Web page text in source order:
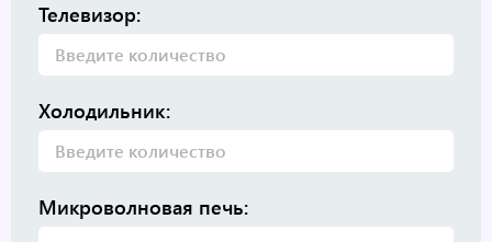
Телевизор:
Холодильник:
Микроволновая печь: